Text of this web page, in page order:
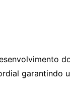
garantindo